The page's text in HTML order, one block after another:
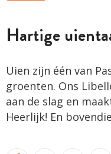
Hartige
Uien zijn één van
groenten. Ons
aan de slag en
Heerlijk! En